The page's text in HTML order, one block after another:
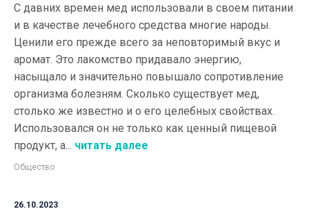
С давних времен мед использовали в своем питании
и в качестве лечебного средства многие народы.
Ценили его прежде всего за неповторимый вкус и
аромат. Это лакомство придавало энергию,
насыщало и значительно повышало сопротивление
организма болезням. Сколько существует мед,
столько же известно и о его целебных свойствах.
Использовался он не только как ценный пищевой
продукт, а... читать далее
Общество
26.10.2023